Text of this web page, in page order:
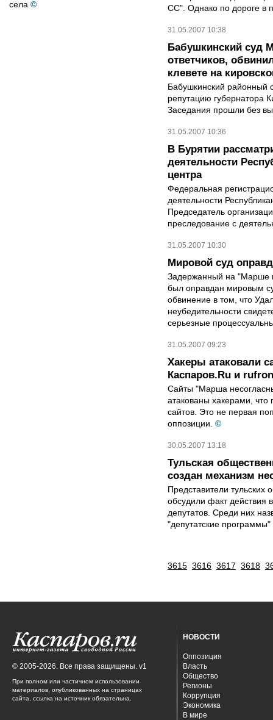
села ©
СС". Однако по дороге в
31.05.2007 10:38
Бабушкинский суд
ответчиков,
клевете на
Бабушкинский районный
репутацию губернатора
Заседания прошли без
31.05.2007 10:36
В Бурятии
деятельности
центра
Федеральная
деятельности
Председатель
преследование с
31.05.2007 10:30
Мировой суд
Задержанный на "Марше
был оправдан мировым
обвинение в том, что
неубедительности
серьезные
31.05.2007 09:23
Хакеры атаковали
Каспаров.Ru и
Сайты "Марша
атакованы хакерами, что
сайтов. Это не первая
оппозиции. ©
30.05.2007 13:18
Тульская
создан механизм
Представители тульских
обсудили факт действия
депутатов. Среди них
"депутатские
3615 3616 3617 3618
© 2005-2026. Все права защищены. v1
При полном или частичном использовании
материалов, опубликованных на страницах
сайта, ссылка на источник обязательна.
НОВОСТИ
Оппозиция
Власть
Общество
Регионы
Коррупция
Экономика
В мире